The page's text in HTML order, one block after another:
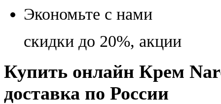
Экономьте с нами
скидки до 20%, акции
Купить онлайн Крем
доставка по России